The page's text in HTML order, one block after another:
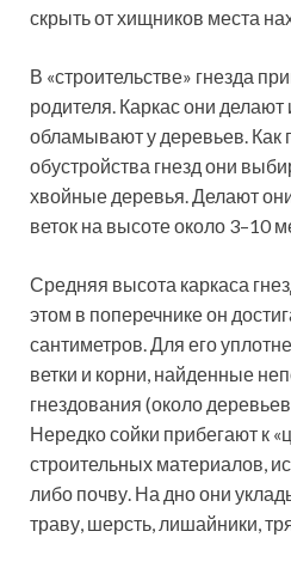
скрыть от хищников места
В «строительстве» гнезда
родителя. Каркас они делают
обламывают у деревьев. Как
обустройства гнезд они
хвойные деревья. Делают
веток на высоте около 3–10
Средняя высота каркаса
этом в поперечнике он
сантиметров. Для его
ветки и корни, найденные
гнездования (около
Нередко сойки прибегают к
строительных материалов,
либо почву. На дно они
траву, шерсть, лишайники,